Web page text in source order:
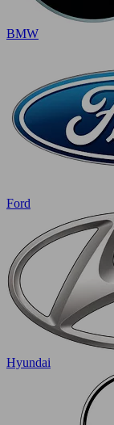
BMW
Ford
Hyundai